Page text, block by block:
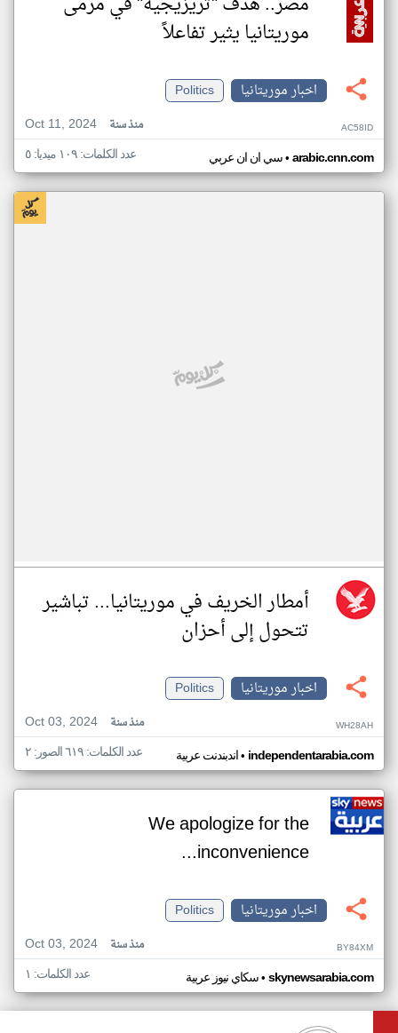
موريتانيا يثير تفاعلاً
اخبار موريتانيا
Politics
Oct 11, 2024
منذ سنة AC58ID
سي ان ان عربي• arabic.cnn.com عدد الكلمات: ١٠٩ ميديا: ٥
أمطار الخريف في موريتانيا... تباشير
تتحول إلى أحزان
اخبار موريتانيا
Politics
Oct 03, 2024
منذ سنة WH28AH
اندبندنت عربية• independentarabia.com عدد الكلمات: ٦١٩ الصور: ٢
We apologize for the
inconvenience...
اخبار موريتانيا
Politics
Oct 03, 2024
منذ سنة BY84XM
سكاي نيوز عربية• skynewsarabia.com عدد الكلمات: ١